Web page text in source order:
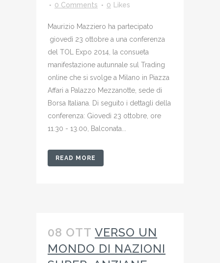
0 Comments
0 Likes
Maurizio Mazziero ha partecipato
giovedì 23 ottobre a una conferenza
del TOL Expo 2014, la consueta
manifestazione autunnale sul Trading
online che si svolge a Milano in Piazza
Affari a Palazzo Mezzanotte, sede di
Borsa Italiana. Di seguito i dettagli della
conferenza: Giovedì 23 ottobre, ore
11.30 - 13.00, Balconata...
READ MORE
08 OTT VERSO UN
MONDO DI NAZIONI